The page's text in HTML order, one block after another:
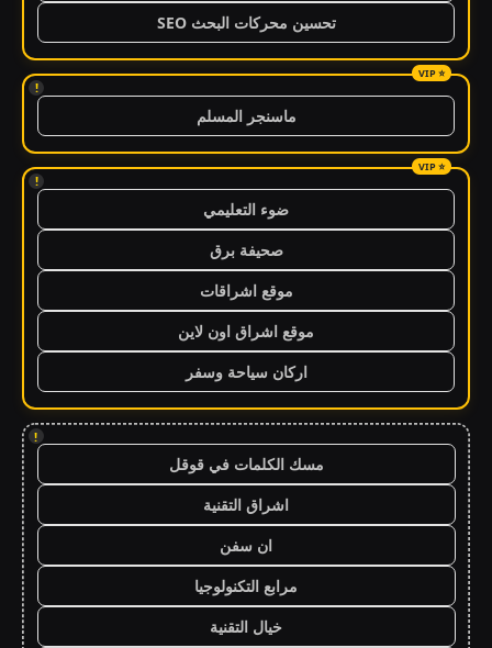
تحسين محركات البحث SEO
!
ماسنجر المسلم
!
ضوء التعليمي
صحيفة برق
موقع اشراقات
موقع اشراق اون لاين
اركان سياحة وسفر
!
مسك الكلمات في قوقل
اشراق التقنية
ان سفن
مرابع التكنولوجيا
خيال التقنية